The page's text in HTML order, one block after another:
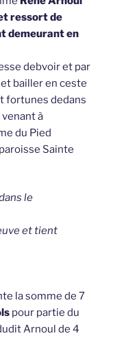
ressort de
demeurant en
debvoir et par
bailler en ceste
fortunes dedans
à
du Pied
Sainte
le
et tient
la somme de 7
pour partie du
Arnoul de 4